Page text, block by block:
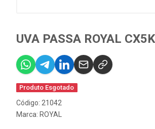
UVA PASSA ROYAL
Produto Esgotado
Código: 21042
Marca: ROYAL